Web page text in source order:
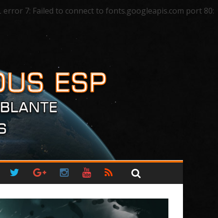
7: Failed to connect to fonts.googleapis.com port 80: